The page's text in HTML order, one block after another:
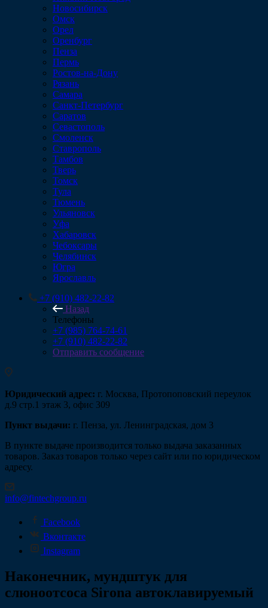
Новосибирск
Омск
Орел
Оренбург
Пенза
Пермь
Ростов-на-Дону
Рязань
Самара
Санкт-Петербург
Саратов
Севастополь
Смоленск
Ставрополь
Тамбов
Тверь
Томск
Тула
Тюмень
Ульяновск
Уфа
Хабаровск
Чебоксары
Челябинск
Югра
Ярославль
+7 (910) 482-22-82
Назад
Телефоны
+7 (985) 764-74-61
+7 (910) 482-22-82
Отправить сообщение
Юридический адрес: г. Москва, Протопоповский переулок
д.9 стр.1 этаж 3, офис 309
Пункт выдачи: г. Пенза, ул. Ленинградская, дом 3
В пункте выдаче производится только выдача заказанных
товаров. Заказ товаров только через сайт или по юридическом
адресу.
info@fintechgroup.ru
Facebook
Вконтакте
Instagram
Наконечник, мундштук для
слюноотсоса Sirona автоклавируемый